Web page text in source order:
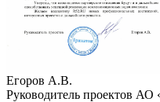
Егоров А.В.
Руководитель проектов АО